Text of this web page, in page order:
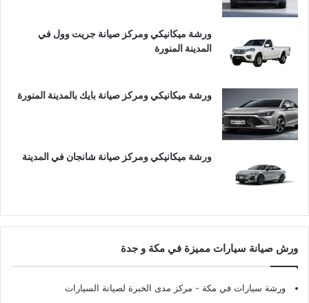
ورشة ميكانيكي ومركز صيانة جريت وول في
المدينة المنورة
ورشة ميكانيكي ومركز صيانة بايك بالمدينة المنورة
ورشة ميكانيكي ومركز صيانة شانجان في المدينة
ورش صيانة سيارات مميزة في مكة و جدة
ورشة سيارات في مكة - مركز مدى الخبرة لصيانة السيارات